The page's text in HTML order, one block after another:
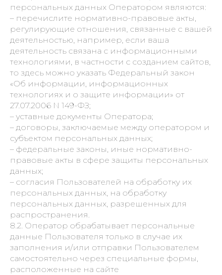
персональных данных Оператором являются:
– перечислите нормативно-правовые акты,
регулирующие отношения, связанные с вашей
деятельностью, например, если ваша
деятельность связана с информационными
технологиями, в частности с созданием сайтов,
то здесь можно указать Федеральный закон
«Об информации, информационных
технологиях и о защите информации» от
27.07.2006 N 149-ФЗ;
– уставные документы Оператора;
– договоры, заключаемые между оператором и
субъектом персональных данных;
– федеральные законы, иные нормативно-
правовые акты в сфере защиты персональных
данных;
– согласия Пользователей на обработку их
персональных данных, на обработку
персональных данных, разрешенных для
распространения.
8.2. Оператор обрабатывает персональные
данные Пользователя только в случае их
заполнения и/или отправки Пользователем
самостоятельно через специальные формы,
расположенные на сайте